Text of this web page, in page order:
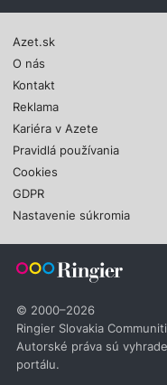
Azet.sk
O nás
Kontakt
Reklama
Kariéra v Azete
Pravidlá používania
Cookies
GDPR
Nastavenie súkromia
© 2000–2026
Ringier Slovakia
Autorské práva sú
portálu.